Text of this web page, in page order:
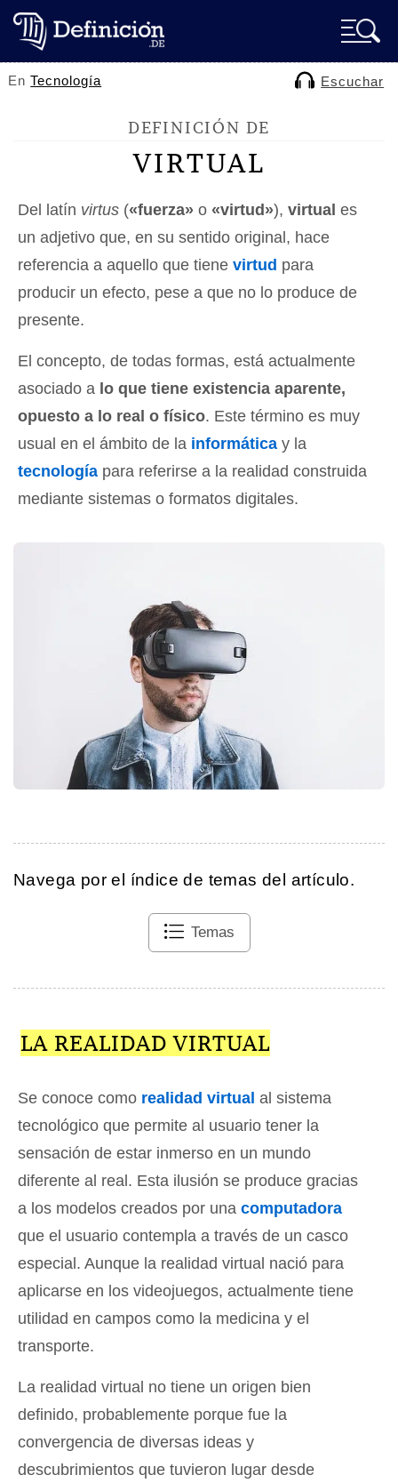
EnTecnología Escuchar
DEFINICIÓN DE
VIRTUAL
Del latín virtus («fuerza» o «virtud»), virtual es
un adjetivo que, en su sentido original, hace
referencia a aquello que tiene virtud para
producir un efecto, pese a que no lo produce de
presente.
El concepto, de todas formas, está actualmente
asociado a lo que tiene existencia aparente,
opuesto a lo real o físico. Este término es muy
usual en el ámbito de la informática y la
tecnología para referirse a la realidad construida
mediante sistemas o formatos digitales.
Navega por el índice de temas del artículo.
Temas
LA REALIDAD VIRTUAL
Se conoce como realidad virtual al sistema
tecnológico que permite al usuario tener la
sensación de estar inmerso en un mundo
diferente al real. Esta ilusión se produce gracias
a los modelos creados por una computadora
que el usuario contempla a través de un casco
especial. Aunque la realidad virtual nació para
aplicarse en los videojuegos, actualmente tiene
utilidad en campos como la medicina y el
transporte.
La realidad virtual no tiene un origen bien
definido, probablemente porque fue la
convergencia de diversas ideas y
descubrimientos que tuvieron lugar desde